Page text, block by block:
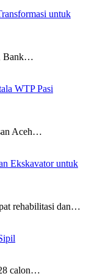
untuk
Bank…
WTP Pasi
Aceh…
Ekskavator untuk
rehabilitasi dan…
calon…